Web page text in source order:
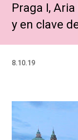
Praga I,
y en clave
8.10.19